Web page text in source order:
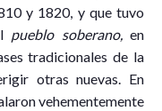
y 1820, y que tuvo
pueblo soberano,en
tradicionales de la
otras nuevas. En
vehementemente